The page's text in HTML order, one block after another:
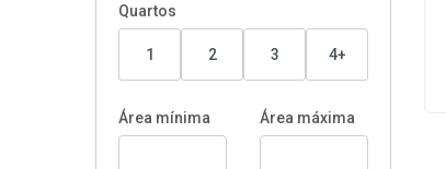
Quartos
1 2 3 4+
Área mínima Área máxima